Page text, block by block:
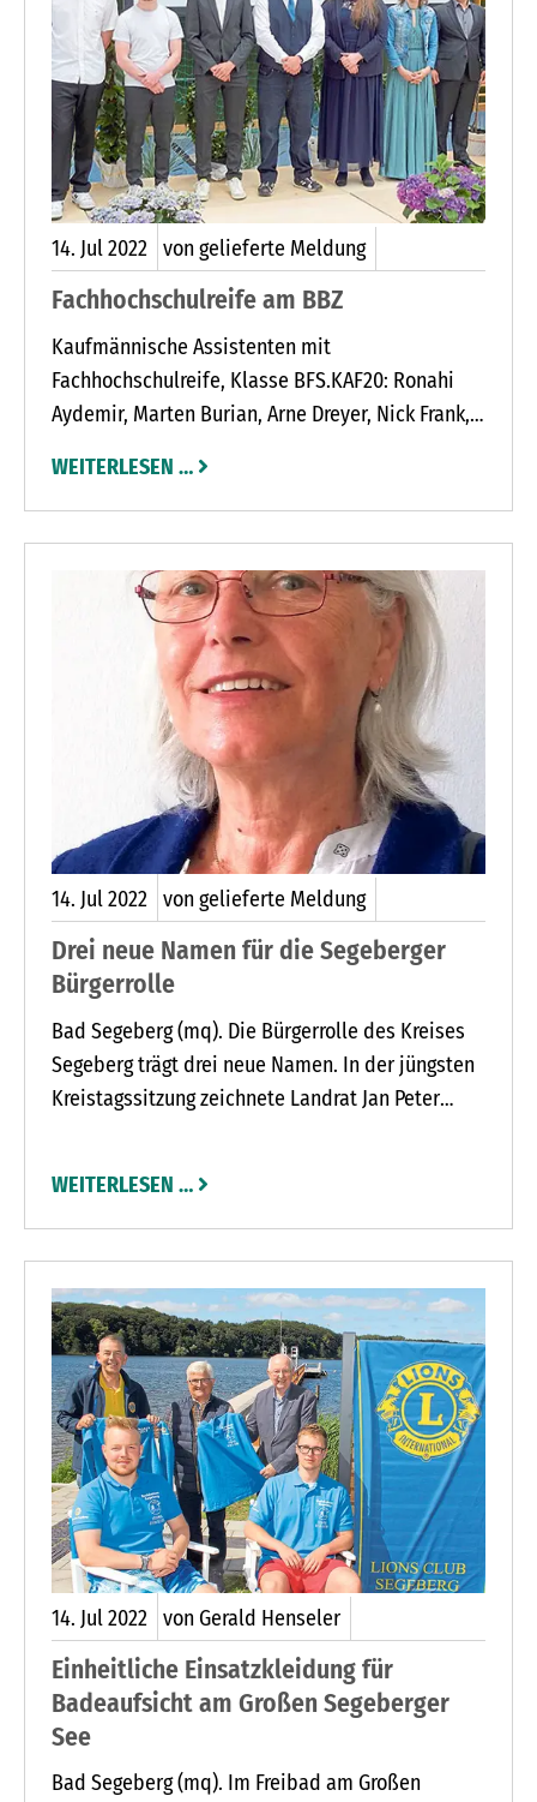
Daneben liegen Ankertauminen, wie sie einst in
Trappenkamper Munitionsbunkern lagerten.
14. Jul2022 von gelieferte Meldung
Fachhochschulreife am BBZ
Kaufmännische Assistenten mit
Fachhochschulreife, Klasse BFS.KAF20: Ronahi
Aydemir, Marten Burian, Arne Dreyer, Nick Frank,
Hannah Jaacks, Florian Kuhlmann, Finja Möller,
Hannes Schiefke, Silas Sievers, Mattis
Stürwohld-Pohl, Levin Warn, Luca Witte.
WEITERLESEN …
14. Jul2022 von gelieferte Meldung
Drei neue Namen für die Segeberger
Bürgerrolle
Bad Segeberg (mq). Die Bürgerrolle des Kreises
Segeberg trägt drei neue Namen. In der jüngsten
Kreistagssitzung zeichnete Landrat Jan Peter
ehrenamtliches Engagement aus.
WEITERLESEN …
14. Jul2022 von Gerald Henseler
Einheitliche Einsatzkleidung für
Badeaufsicht am Großen Segeberger
See
Bad Segeberg (mq). Im Freibad am Großen